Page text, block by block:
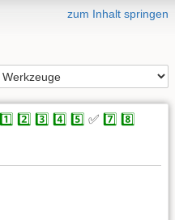
zum Inhalt springen
1️⃣ 2️⃣ 3️⃣ 4️⃣ 5️⃣ ✅ 7️⃣ 8️⃣